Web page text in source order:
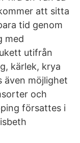
att sitta
tid genom
med
utifrån
kärlek, krya
även möjlighet
och
försattes i